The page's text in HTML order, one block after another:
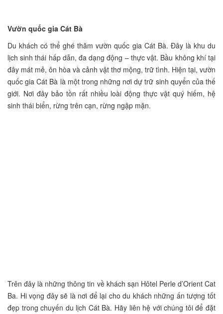
Vườn quốc gia Cát Bà
Du khách có thể ghé thăm vườn quốc gia Cát Bà. Đây là khu du
lịch sinh thái hấp dẫn, đa dạng động – thực vật. Bầu không khí tại
đây mát mẻ, ôn hòa và cảnh vật thơ mộng, trữ tình. Hiện tại, vườn
quốc gia Cát Bà là một trong những nơi dự trữ sinh quyển của thế
giới. Nơi đây bảo tồn rất nhiều loài động thực vật quý hiếm, hệ
sinh thái biển, rừng trên cạn, rừng ngập mặn.
Trên đây là những thông tin về khách sạn Hôtel Perle d’Orient Cat
Ba. Hi vọng đây sẽ là nơi để lại cho du khách những ấn tượng tốt
đẹp trong chuyến du lịch Cát Bà. Hãy liên hệ với chúng tôi để đặt